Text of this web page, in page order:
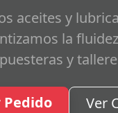
aceites y
la
y
Pedido Ver